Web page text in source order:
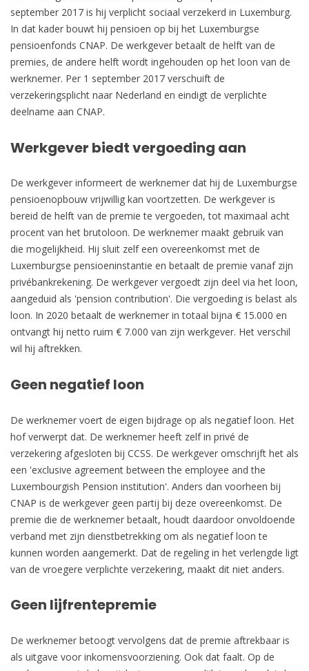
september 2017 is hij verplicht sociaal verzekerd in Luxemburg.
In dat kader bouwt hij pensioen op bij het Luxemburgse
pensioenfonds CNAP. De werkgever betaalt de helft van de
premies, de andere helft wordt ingehouden op het loon van de
werknemer. Per 1 september 2017 verschuift de
verzekeringsplicht naar Nederland en eindigt de verplichte
deelname aan CNAP.
Werkgever biedt vergoeding aan
De werkgever informeert de werknemer dat hij de Luxemburgse
pensioenopbouw vrijwillig kan voortzetten. De werkgever is
bereid de helft van de premie te vergoeden, tot maximaal acht
procent van het brutoloon. De werknemer maakt gebruik van
die mogelijkheid. Hij sluit zelf een overeenkomst met de
Luxemburgse pensioeninstantie en betaalt de premie vanaf zijn
privébankrekening. De werkgever vergoedt zijn deel via het loon,
aangeduid als 'pension contribution'. Die vergoeding is belast als
loon. In 2020 betaalt de werknemer in totaal bijna € 15.000 en
ontvangt hij netto ruim € 7.000 van zijn werkgever. Het verschil
wil hij aftrekken.
Geen negatief loon
De werknemer voert de eigen bijdrage op als negatief loon. Het
hof verwerpt dat. De werknemer heeft zelf in privé de
verzekering afgesloten bij CCSS. De werkgever omschrijft het als
een 'exclusive agreement between the employee and the
Luxembourgish Pension institution'. Anders dan voorheen bij
CNAP is de werkgever geen partij bij deze overeenkomst. De
premie die de werknemer betaalt, houdt daardoor onvoldoende
verband met zijn dienstbetrekking om als negatief loon te
kunnen worden aangemerkt. Dat de regeling in het verlengde ligt
van de vroegere verplichte verzekering, maakt dit niet anders.
Geen lijfrentepremie
De werknemer betoogt vervolgens dat de premie aftrekbaar is
als uitgave voor inkomensvoorziening. Ook dat faalt. Op de